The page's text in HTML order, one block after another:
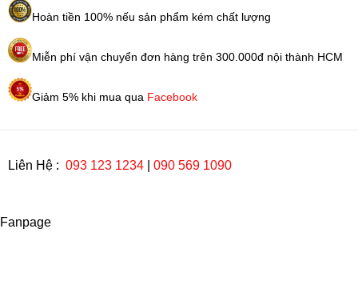
Hoàn tiền 100% nếu sản phẩm kém chất lượng
Miễn phí vận chuyển đơn hàng trên 300.000đ nội thành HCM
Giảm 5% khi mua qua Facebook
Liên Hệ : 093 123 1234 090 569 1090
Fanpage